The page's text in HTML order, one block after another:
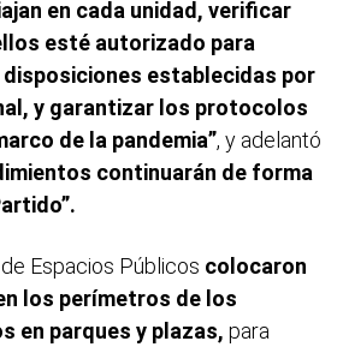
en cada unidad, verificar
esté autorizado para
disposiciones establecidas por
y garantizar los protocolos
de la pandemia”, y adelantó
continuarán de forma
Espacios Públicos colocaron
los perímetros de los
en parques y plazas, para